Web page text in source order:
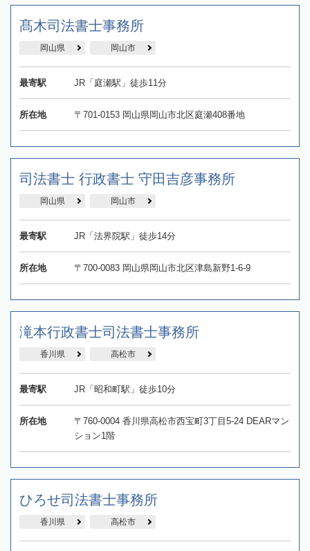
髙木司法書士事務所
岡山県 岡山市
最寄駅 JR「庭瀬駅」徒歩11分
所在地 〒701-0153 岡山県岡山市北区庭瀬408番地
司法書士 行政書士 守田吉彦事務所
岡山県 岡山市
最寄駅 JR「法界院駅」徒歩14分
所在地 〒700-0083 岡山県岡山市北区津島新野1-6-9
滝本行政書士司法書士事務所
香川県 高松市
最寄駅 JR「昭和町駅」徒歩10分
所在地
〒760-0004 香川県高松市西宝町3丁目5-24 DEARマン
ション1階
ひろせ司法書士事務所
香川県 高松市